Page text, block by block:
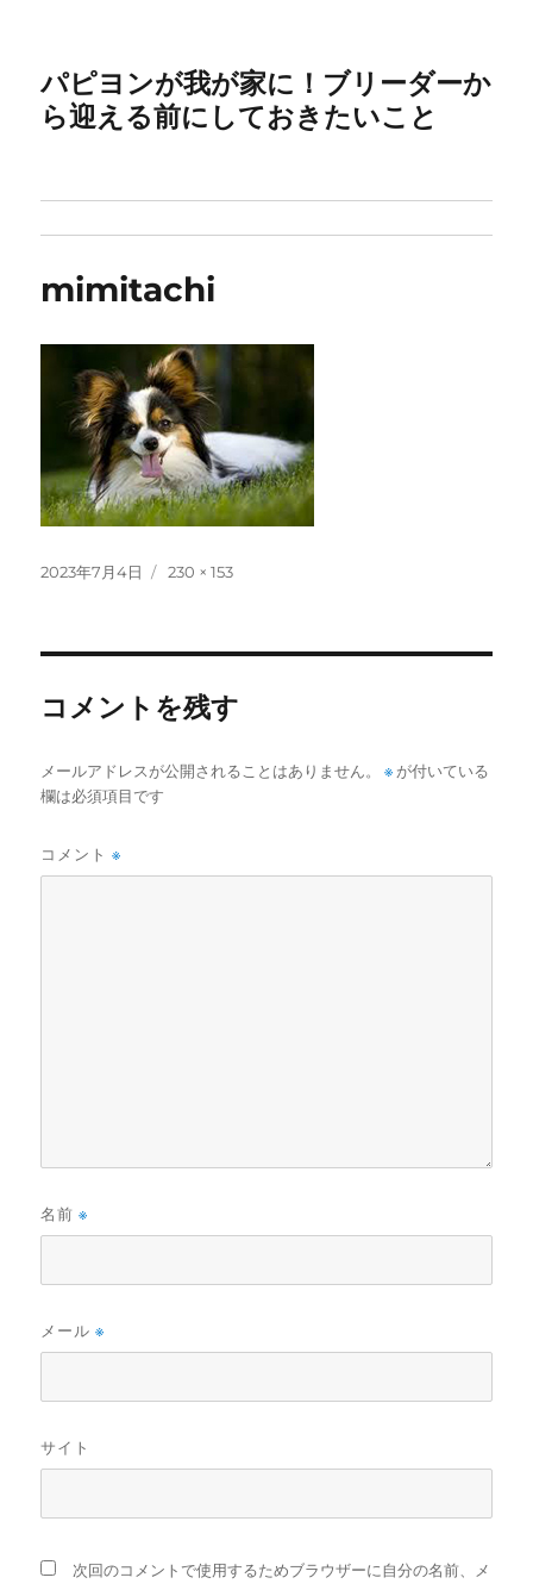
パピヨンが我が家に！ブリーダーか
ら迎える前にしておきたいこと
mimitachi
投
2023年7月4日
フ
230 × 153
コメントを残す
メールアドレスが公開されることはありません。 ※ が付いている
欄は必須項目です
コメント※
名前※
メール※
サイト
次回のコメントで使用するためブラウザーに自分の名前、メ